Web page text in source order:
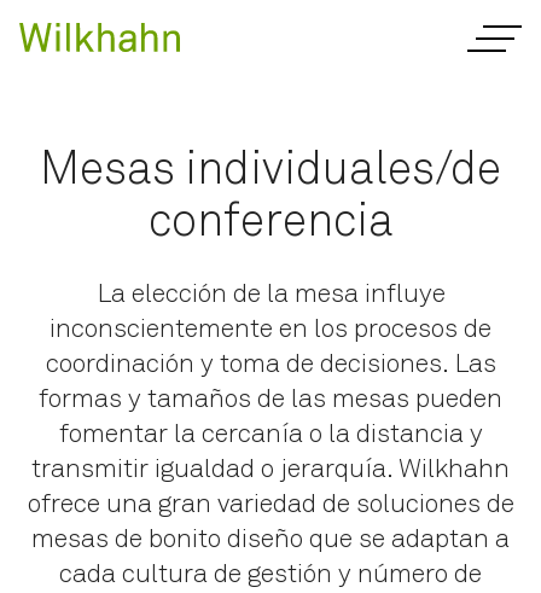
Mesas individuales/de
conferencia
La elección de la mesa influye
inconscientemente en los procesos de
coordinación y toma de decisiones. Las
formas y tamaños de las mesas pueden
fomentar la cercanía o la distancia y
transmitir igualdad o jerarquía. Wilkhahn
ofrece una gran variedad de soluciones de
mesas de bonito diseño que se adaptan a
cada cultura de gestión y número de